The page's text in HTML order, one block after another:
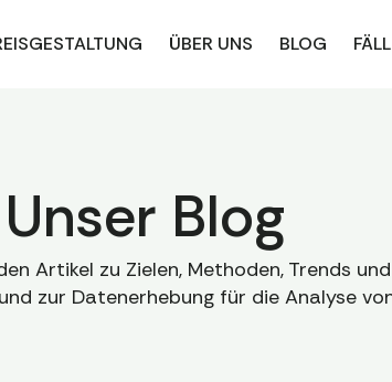
ÜBER UNS BLOG
Unser Blog
Artikel zu Zielen, Methoden, Trends
zur Datenerhebung für die Analyse